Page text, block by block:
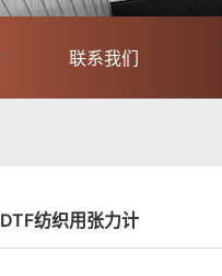
联系我们
DTF纺织用张力计